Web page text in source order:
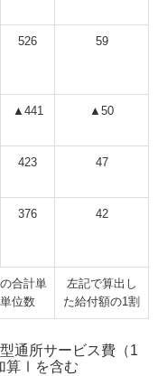
526 59
▲441 ▲50
423 47
376 42
合計単
位数
左記で算出し
た給付額の1割
通所サービス費（1
算Ⅰを含む